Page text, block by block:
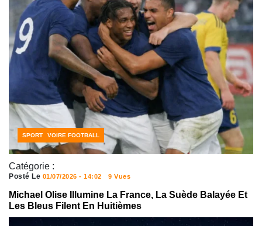
Catégorie :
CÔTE D'IVOIRE FOOTBALL
SPORT
Posté Le 01/07/2026 - 14:02 9 Vues
Michael Olise Illumine La France, La Suède Balayée Et
Les Bleus Filent En Huitièmes